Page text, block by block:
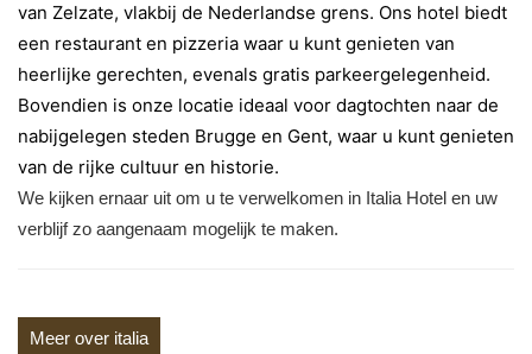
van Zelzate, vlakbij de Nederlandse grens. Ons hotel biedt
een restaurant en pizzeria waar u kunt genieten van
heerlijke gerechten, evenals gratis parkeergelegenheid.
Bovendien is onze locatie ideaal voor dagtochten naar de
nabijgelegen steden Brugge en Gent, waar u kunt genieten
van de rijke cultuur en historie.
We kijken ernaar uit om u te verwelkomen in Italia Hotel en uw
verblijf zo aangenaam mogelijk te maken.
Meer over italia